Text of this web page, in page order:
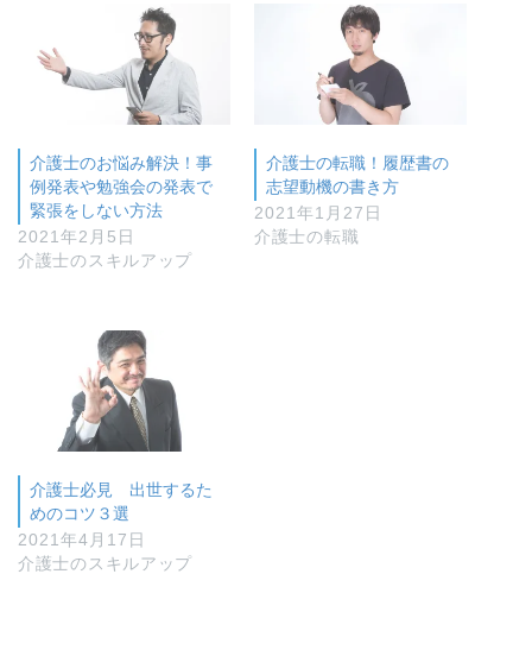
介護士のお悩み解決！事
例発表や勉強会の発表で
緊張をしない方法
2021年2月5日
介護士のスキルアップ
介護士の転職！履歴書の
志望動機の書き方
2021年1月27日
介護士の転職
介護士必見 出世するた
めのコツ３選
2021年4月17日
介護士のスキルアップ